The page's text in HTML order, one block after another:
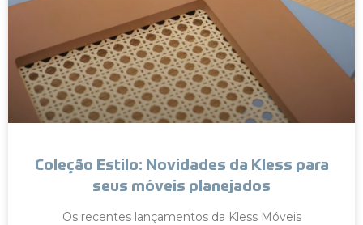
Coleção Estilo: Novidades da Kless para
seus móveis planejados
Os recentes lançamentos da Kless Móveis